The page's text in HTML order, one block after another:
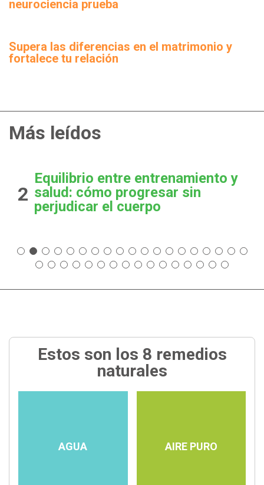
neurociencia prueba
Supera las diferencias en el matrimonio y
fortalece tu relación
Más leídos
2
Equilibrio entre entrenamiento y
salud: cómo progresar sin
perjudicar el cuerpo
Estos son los 8 remedios
naturales
AGUA AIRE PURO